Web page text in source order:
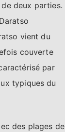
deux parties.
vient du
couverte
par
typiques du
des plages de